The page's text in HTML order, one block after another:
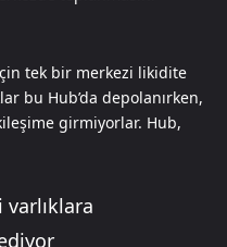
tek bir merkezi likidite
bu Hub’da depolanırken,
girmiyorlar. Hub,
varlıklara